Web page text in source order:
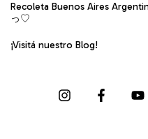
Recoleta Buenos Aires
っ♡
¡Visitá nuestro Blog!